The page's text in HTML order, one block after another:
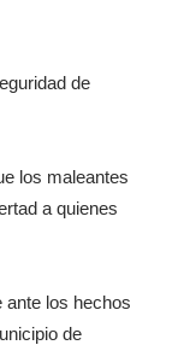
de
los maleantes
a quienes
ante los hechos
de